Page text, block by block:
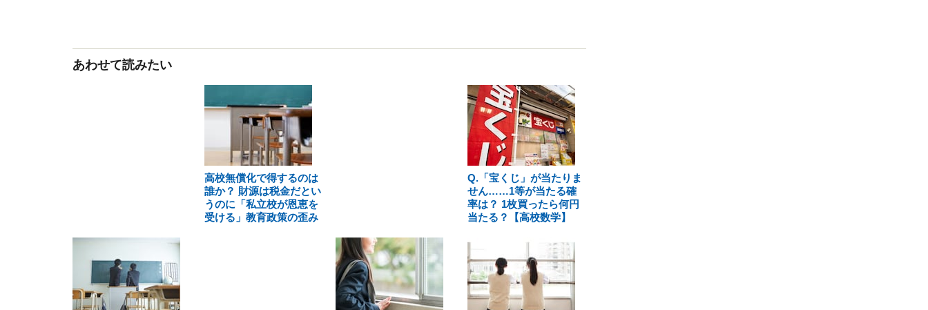
あわせて読みたい
高校無償化で得するのは
誰か？ 財源は税金だとい
うのに「私立校が恩恵を
受ける」教育政策の歪み
Q.「宝くじ」が当たりま
せん……1等が当たる確
率は？ 1枚買ったら何円
当たる？【高校数学】